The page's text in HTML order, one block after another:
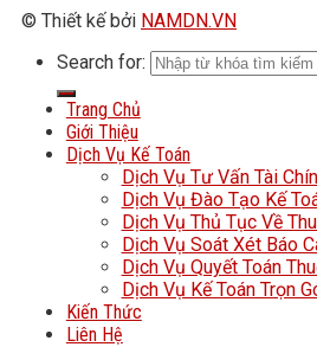
© Thiết kế bởi NAMDN.VN
Search for:
Trang Chủ
Giới Thiệu
Dịch Vụ Kế Toán
Dịch Vụ Tư Vấn Tài
Dịch Vụ Đào Tạo Kế
Dịch Vụ Thủ Tục Về
Dịch Vụ Soát Xét Báo
Dịch Vụ Quyết Toán
Dịch Vụ Kế Toán Trọn
Kiến Thức
Liên Hệ